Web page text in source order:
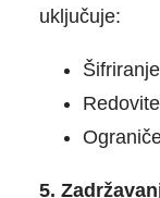
uključuje:
5.